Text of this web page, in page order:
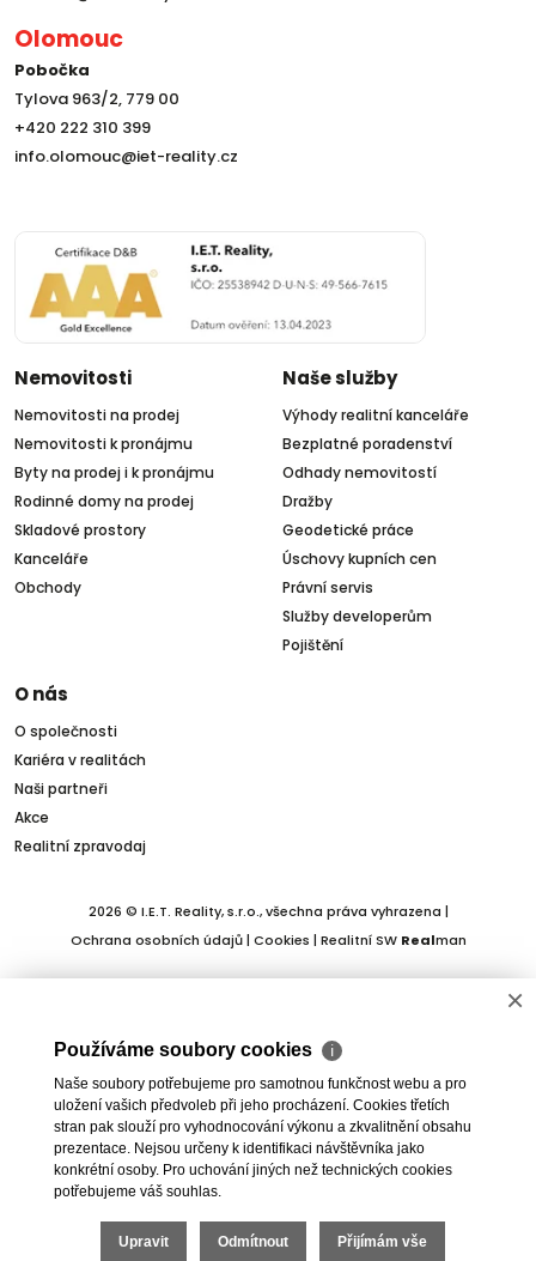
Olomouc
Pobočka
Tylova 963/2, 779 00
+420 222 310 399
info.olomouc@iet-reality.cz
Nemovitosti
Nemovitosti na prodej
Nemovitosti k pronájmu
Byty na prodej i k pronájmu
Rodinné domy na prodej
Skladové prostory
Kanceláře
Obchody
Naše služby
Výhody realitní kanceláře
Bezplatné poradenství
Odhady nemovitostí
Dražby
Geodetické práce
Úschovy kupních cen
Právní servis
Služby developerům
Pojištění
O nás
O společnosti
Kariéra v realitách
Naši partneři
Akce
Realitní zpravodaj
2026 © I.E.T. Reality, s.r.o., všechna práva vyhrazena |
Ochrana osobních údajů| Cookies | Realitní SW Realman
×
Používáme soubory cookies ℹ
Naše soubory potřebujeme pro samotnou funkčnost webu a pro
uložení vašich předvoleb při jeho procházení. Cookies třetích
stran pak slouží pro vyhodnocování výkonu a zkvalitnění obsahu
prezentace. Nejsou určeny k identifikaci návštěvníka jako
konkrétní osoby. Pro uchování jiných než technických cookies
potřebujeme váš souhlas.
Upravit Odmítnout Přijímám vše